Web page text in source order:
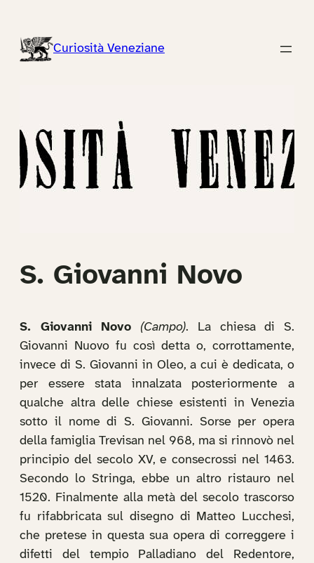
contenutoCuriosità Veneziane
S. Giovanni Novo
S. Giovanni Novo (Campo). La chiesa di S.
Giovanni Nuovo fu così detta o, corrottamente,
invece di S. Giovanni in Oleo, a cui è dedicata, o
per essere stata innalzata posteriormente a
qualche altra delle chiese esistenti in Venezia
sotto il nome di S. Giovanni. Sorse per opera
della famiglia Trevisan nel 968, ma si rinnovò nel
principio del secolo XV, e consecrossi nel 1463.
Secondo lo Stringa, ebbe un altro ristauro nel
1520. Finalmente alla metà del secolo trascorso
fu rifabbricata sul disegno di Matteo Lucchesi,
che pretese in questa sua opera di correggere i
difetti del tempio Palladiano del Redentore,